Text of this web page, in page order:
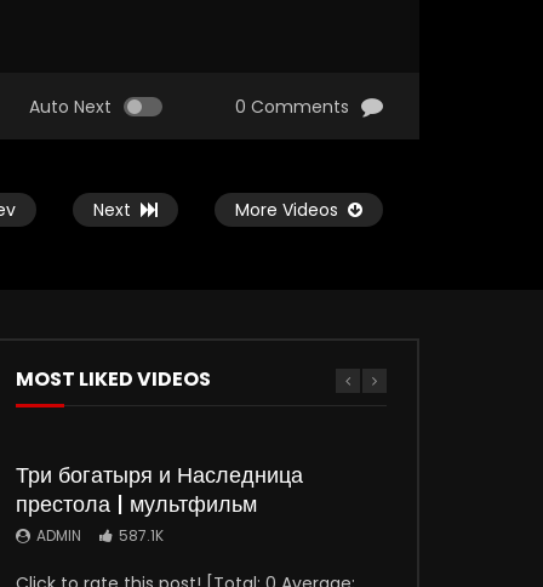
Auto Next 0 Comments
Next More Videos
Watch Later Watch Later
5
ADMIN
08.07.2024
0
2K 0 0
MOST LIKED VIDEOS
Три богатыря и Наследница
престола | мультфильм
ADMIN 587.1K